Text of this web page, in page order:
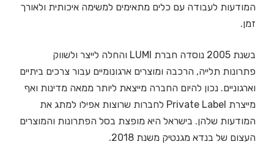
המודעות לעבודה עם כלים מתאימים למשימה איכותית ולאורך
זמן.
בשנת 2005 נוסדה חברת LUMI והחלה לייצר ולשווק
פתרונות תלייה, הרכבה ומוצרים ארגונומיים עבור צרכים ביתיים
וארגוניים. נכון להיום החברה מייצאת ליותר ממאה מדינות ואף
מייצרת Private Label לחברות שרוצות אפילו למתג את
המודעות שלהן. בישראל היא מופצת בסל הפתרונות והמוצרים
העצום של בנדא מגנטיק משנת 2018.